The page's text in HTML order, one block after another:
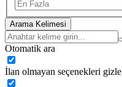
Arama Kelimesi
Otomatik ara
İlan olmayan seçenekleri gizle